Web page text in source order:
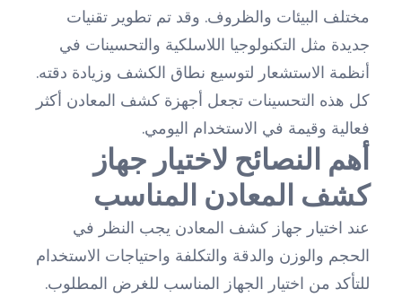
مختلف البيئات والظروف. وقد تم تطوير تقنيات
جديدة مثل التكنولوجيا اللاسلكية والتحسينات في
أنظمة الاستشعار لتوسيع نطاق الكشف وزيادة دقته.
كل هذه التحسينات تجعل أجهزة كشف المعادن أكثر
فعالية وقيمة في الاستخدام اليومي.
أهم النصائح لاختيار جهاز
كشف المعادن المناسب
عند اختيار جهاز كشف المعادن يجب النظر في
الحجم والوزن والدقة والتكلفة واحتياجات الاستخدام
للتأكد من اختيار الجهاز المناسب للغرض المطلوب.